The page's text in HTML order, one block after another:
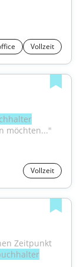
Vollzeit
möchten..."
Vollzeit
Zeitpunkt